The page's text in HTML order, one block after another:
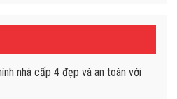
nhà cấp 4 đẹp và an toàn với